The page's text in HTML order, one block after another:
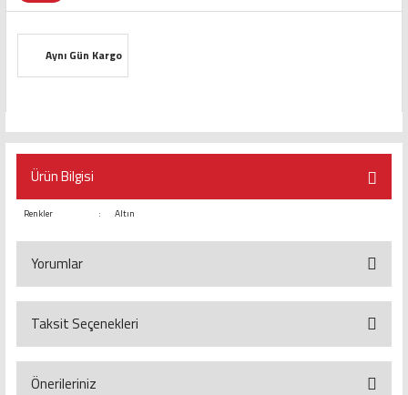
Aynı Gün Kargo
Ürün Bilgisi
Renkler : Altın
Yorumlar
Bu ürüne ilk yorumu siz yapın!
Taksit Seçenekleri
Önerileriniz